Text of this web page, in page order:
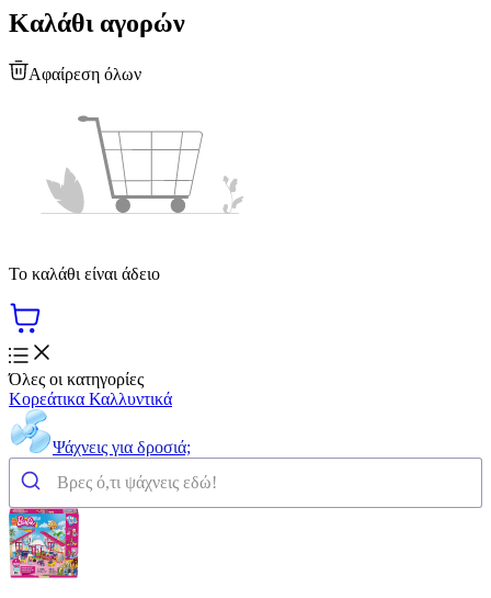
Καλάθι αγορών
Αφαίρεση όλων
Το καλάθι είναι άδειο
Όλες οι κατηγορίες
Κορεάτικα Καλλυντικά
Ψάχνεις για δροσιά;